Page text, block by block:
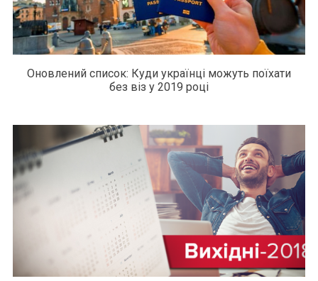
Оновлений список: Куди українці можуть поїхати
без віз у 2019 році